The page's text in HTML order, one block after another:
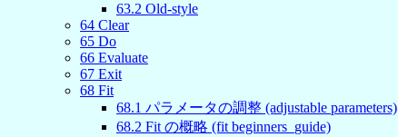
63.2 Old-style
64 Clear
65 Do
66 Evaluate
67 Exit
68 Fit
68.1 パラメータの調整 (adjustable parameters)
68.2 Fit の概略 (fit beginners_guide)